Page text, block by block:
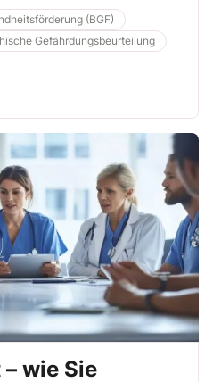
(BGF)
Gefährdungsbeurteilung
wie Sie